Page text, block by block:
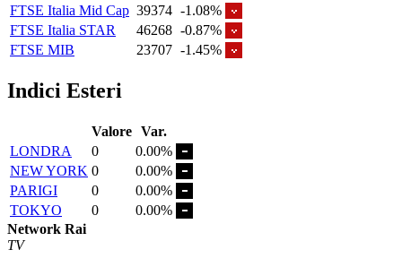
FTSE Italia Mid Cap 39374 -1.08%
FTSE Italia STAR
46268 -0.87%
FTSE MIB
23707 -1.45%
Indici Esteri
Valore Var.
LONDRA
0
0.00%
NEW YORK 0
0.00%
PARIGI
0
0.00%
TOKYO
0
0.00%
Network Rai
TV